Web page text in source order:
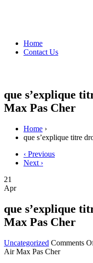
Home
Contact Us
que s’explique
Max Pas Cher
Home ›
que s’explique titre
‹ Previous
Next ›
21
Apr
que s’explique
Max Pas Cher
Uncategorized Comments
Air Max Pas Cher